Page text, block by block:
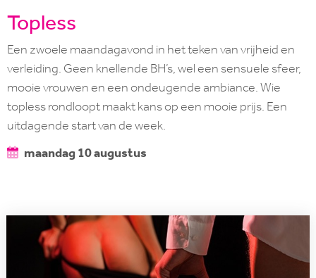
Topless
Een zwoele maandagavond in het teken van vrijheid en
verleiding. Geen knellende BH’s, wel een sensuele sfeer,
mooie vrouwen en een ondeugende ambiance. Wie
topless rondloopt maakt kans op een mooie prijs. Een
uitdagende start van de week.
maandag 10 augustus